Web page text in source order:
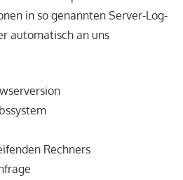
in so genannten Server-Log-
automatisch an uns
Rechners